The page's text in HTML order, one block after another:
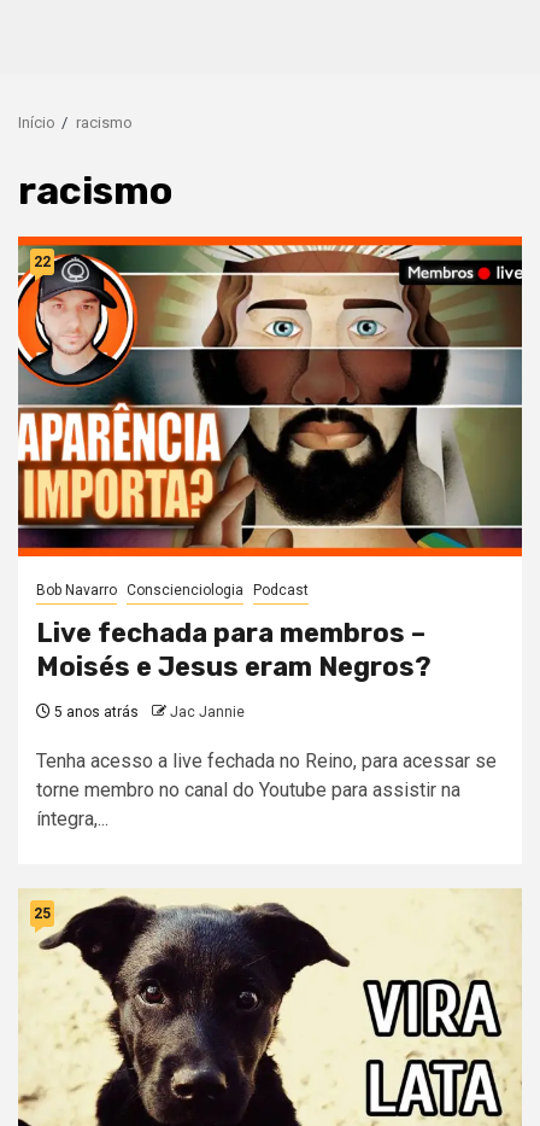
Início racismo
racismo
22
Bob Navarro Conscienciologia Podcast
Live fechada para membros –
Moisés e Jesus eram Negros?
5 anos atrás Jac Jannie
Tenha acesso a live fechada no Reino, para acessar se
torne membro no canal do Youtube para assistir na
íntegra,...
25